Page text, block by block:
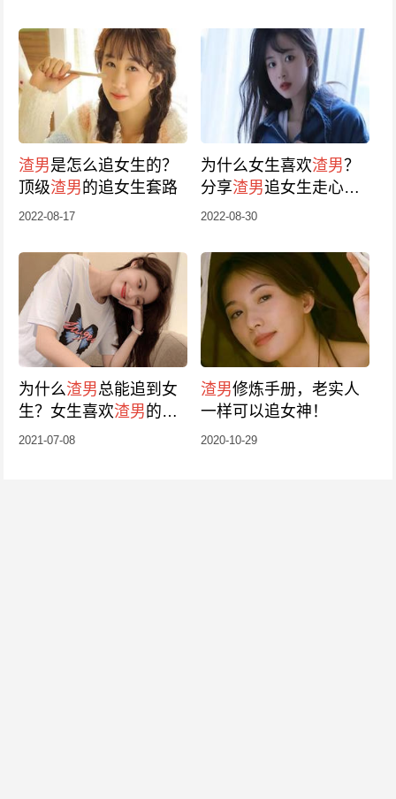
渣男是怎么追女生的？
顶级渣男的追女生套路
2022-08-17
为什么女生喜欢渣男？
分享渣男追女生走心技
巧
2022-08-30
为什么渣男总能追到女
生？女生喜欢渣男的原
因
2021-07-08
渣男修炼手册，老实人
一样可以追女神！
2020-10-29